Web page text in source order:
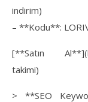
indirim)
– **Kodu**:
[**Satın
takimi)
> **SEO